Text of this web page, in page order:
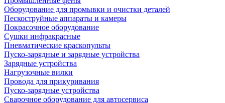
Оборудование для промывки и очистки деталей
Пескоструйные аппараты и камеры
Покрасочное оборудование
Сушки инфракрасные
Пневматические краскопульты
Пуско-зарядные и зарядные устройства
Зарядные устройства
Нагрузочные вилки
Провода для прикуривания
Пуско-зарядные устройства
Сварочное оборудование для автосервиса